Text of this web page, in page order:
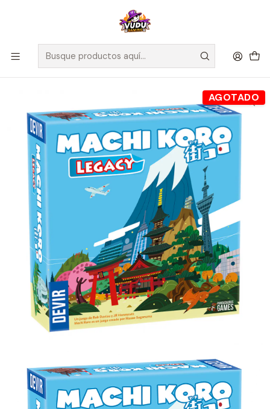
🚀 ¡Despachamos a todo Chile! Envío GRATIS a Regiones sobre
$100.000 y a RM sobre $35.000
Inicio Juegos de Mesa Editorial Devir
Machi Koro Legacy - Español
AGOTADO